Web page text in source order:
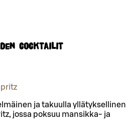
cocktailit
ja takuulla yllätyksellinen
jossa poksuu mansikka- ja